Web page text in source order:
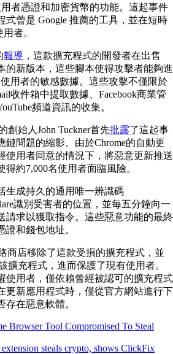
者憑證和加密貨幣的功能。這起事件
式曾是 Google 推薦的工具，並在短時
者。
報導 ，這款擴充程式的開發者在出售
的新版本，這些腳本使得攻擊者能夠進
用者的敏感數據。這些攻擊不僅限於
收件箱中提取數據、Facebook商業管
頻道資訊的收集。
創始人John Tuckner首先批露了這起事
鏈問題的縮影。由於Chrome的自動更
使用者同意的情況下，將惡意更新推送
約7,000名使用者面臨風險。
生成持久的通用唯一辨識碼
識別受害者的位置，並每五分鐘向一
請求以獲取指令。這些惡意功能的最終
證和錢包地址。
商店移除了這款受損的擴充程式，並
擴充程式，進而保護了現有使用者。
使用者，僅依賴曾經被認可的擴充程式
更新應用程式時，僅從官方網站進行下
在惡意軟體。
Browser Tool Compromised To Steal
steals crypto, shows ClickFix